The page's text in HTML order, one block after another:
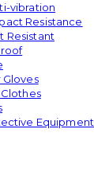
vibration
Resistance
Resistant
Gloves
Clothes
Equipment